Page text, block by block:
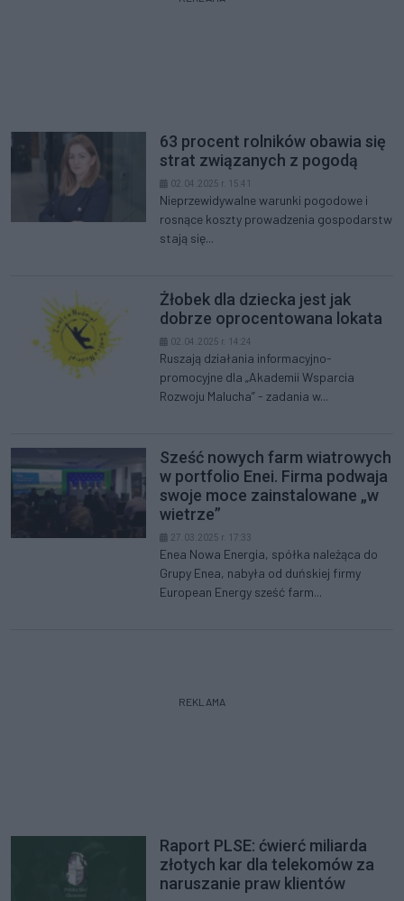
63 procent rolników obawia się
strat związanych z pogodą
02.04.2025 r. 15:41
Nieprzewidywalne warunki pogodowe i
rosnące koszty prowadzenia gospodarstw
stają się...
Żłobek dla dziecka jest jak
dobrze oprocentowana lokata
02.04.2025 r. 14:24
Ruszają działania informacyjno-
promocyjne dla „Akademii Wsparcia
Rozwoju Malucha” - zadania w...
Sześć nowych farm wiatrowych
w portfolio Enei. Firma podwaja
swoje moce zainstalowane „w
wietrze”
27.03.2025 r. 17:33
Enea Nowa Energia, spółka należąca do
Grupy Enea, nabyła od duńskiej firmy
European Energy sześć farm...
REKLAMA
Raport PLSE: ćwierć miliarda
złotych kar dla telekomów za
naruszanie praw klientów